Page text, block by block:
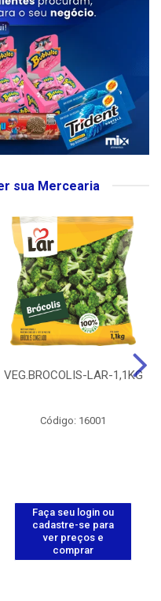
sua Mercearia
VEG.BROCOLIS-LAR-1,1KG
Código: 16001
Faça seu login ou
cadastre-se para
ver preços e
comprar